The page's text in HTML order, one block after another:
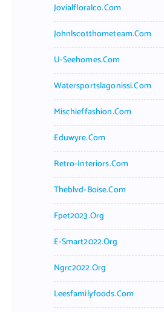
Jovialfloralco.com
Johnlscotthometeam.com
U-Seehomes.com
Watersportslagonissi.com
Mischieffashion.com
Eduwyre.com
Retro-Interiors.com
Theblvd-Boise.com
Fpet2023.org
E-Smart2022.org
Ngrc2022.org
Leesfamilyfoods.com